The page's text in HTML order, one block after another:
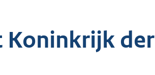
Koninkrijk der